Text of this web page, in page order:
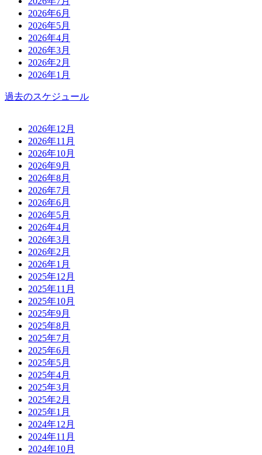
2026年6月
2026年5月
2026年4月
2026年3月
2026年2月
2026年1月
過去のスケジュール
2026年12月
2026年11月
2026年10月
2026年9月
2026年8月
2026年7月
2026年6月
2026年5月
2026年4月
2026年3月
2026年2月
2026年1月
2025年12月
2025年11月
2025年10月
2025年9月
2025年8月
2025年7月
2025年6月
2025年5月
2025年4月
2025年3月
2025年2月
2025年1月
2024年12月
2024年11月
2024年10月